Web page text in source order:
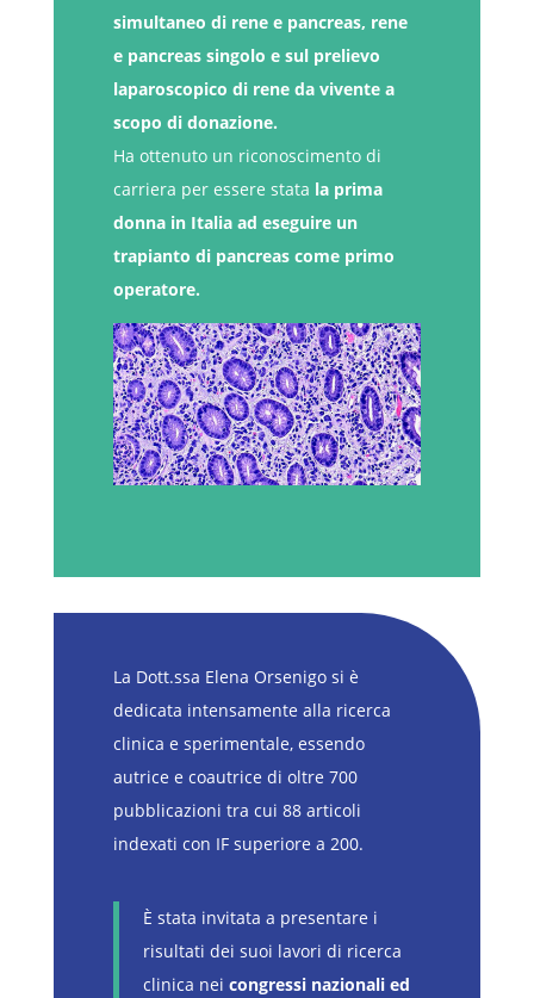
simultaneo di rene e pancreas, rene
e pancreas singolo e sul prelievo
laparoscopico di rene da vivente a
scopo di donazione.
Ha ottenuto un riconoscimento di
carriera per essere stata la prima
donna in Italia ad eseguire un
trapianto di pancreas come primo
operatore.
La Dott.ssa Elena Orsenigo si è
dedicata intensamente alla ricerca
clinica e sperimentale, essendo
autrice e coautrice di oltre 700
pubblicazioni tra cui 88 articoli
indexati con IF superiore a 200.
È stata invitata a presentare i
risultati dei suoi lavori di ricerca
clinica nei congressi nazionali ed